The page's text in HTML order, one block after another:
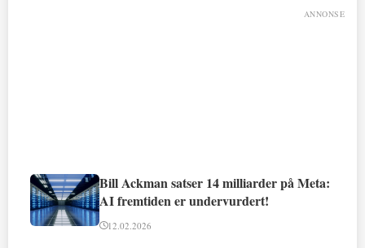
ANNONSE
Bill Ackman satser 14 milliarder på Meta:
AI fremtiden er undervurdert!
12.02.2026